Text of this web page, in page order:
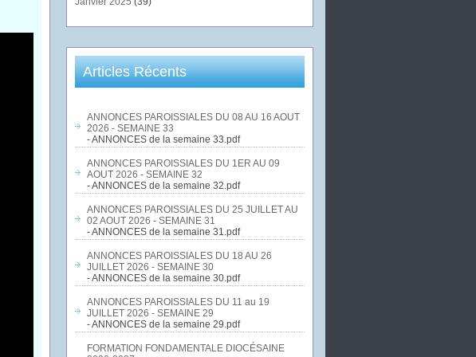
Articles Récents
ANNONCES PAROISSIALES DU 08 AU 16 AOUT
2026 - SEMAINE 33
- ANNONCES de la semaine 33.pdf
ANNONCES PAROISSIALES DU 1ER AU 09
AOUT 2026 - SEMAINE 32
- ANNONCES de la semaine 32.pdf
ANNONCES PAROISSIALES DU 25 JUILLET AU
02 AOUT 2026 - SEMAINE 31
- ANNONCES de la semaine 31.pdf
ANNONCES PAROISSIALES DU 18 AU 26
JUILLET 2026 - SEMAINE 30
- ANNONCES de la semaine 30.pdf
ANNONCES PAROISSIALES DU 11 au 19
JUILLET 2026 - SEMAINE 29
- ANNONCES de la semaine 29.pdf
FORMATION FONDAMENTALE DIOCÉSAINE